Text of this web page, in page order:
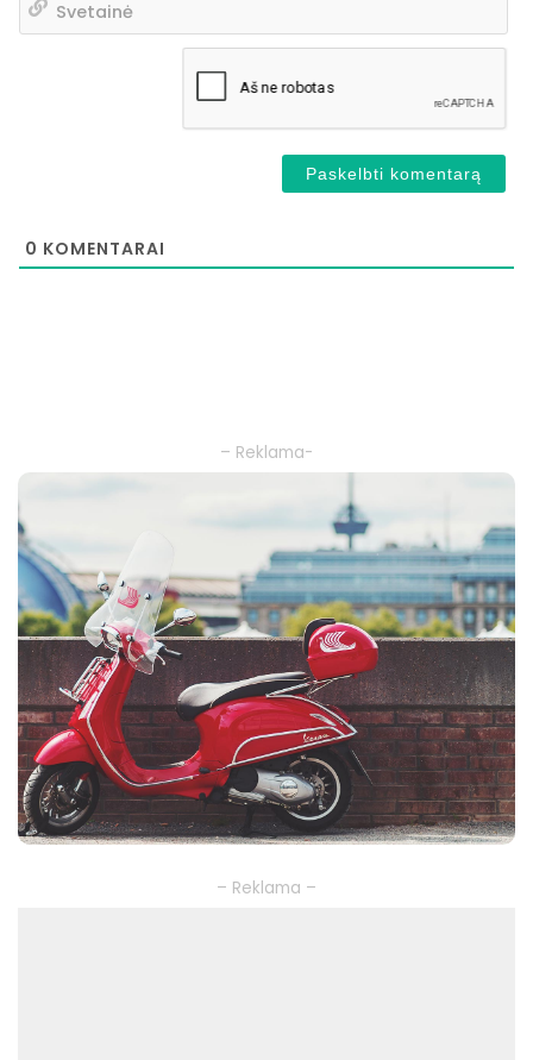
0 KOMENTARAI
– Reklama-
– Reklama –